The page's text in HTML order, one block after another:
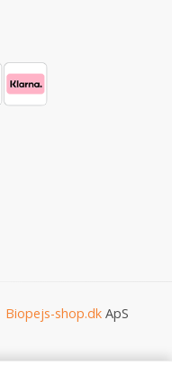
Biopejs-shop.dkApS